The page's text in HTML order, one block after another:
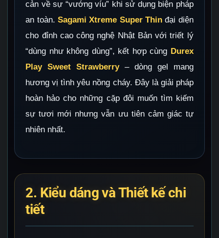
cản về sự “vướng víu” khi sử dụng biện pháp
an toàn.Sagami Xtreme Super Thinđại diện
cho đỉnh cao công nghệ Nhật Bản với triết lý
“dùng như không dùng”, kết hợp cùng Durex
Play Sweet Strawberry– dòng gel mang
hương vị tình yêu nồng cháy. Đây là giải pháp
hoàn hảo cho những cặp đôi muốn tìm kiếm
sự tươi mới nhưng vẫn ưu tiên cảm giác tự
nhiên nhất.
2. Kiểu dáng và Thiết kế chi
tiết